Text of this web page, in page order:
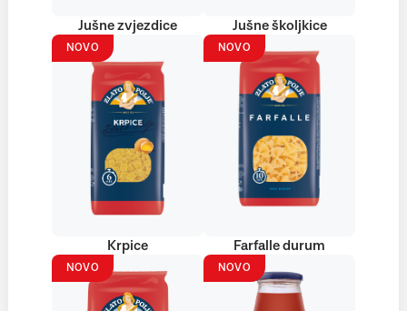
Jušne zvjezdice Jušne školjkice
NOVO
Krpice
NOVO
Farfalle durum
NOVO NOVO